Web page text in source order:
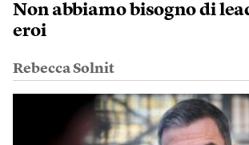
Non abbiamo bisogno di
eroi
Rebecca Solnit